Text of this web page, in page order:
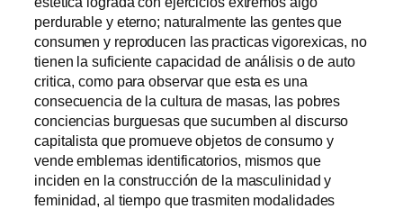
perdurable y eterno; naturalmente las gentes que
consumen y reproducen las practicas vigorexicas, no
tienen la suficiente capacidad de análisis o de auto
critica, como para observar que esta es una
consecuencia de la cultura de masas, las pobres
conciencias burguesas que sucumben al discurso
capitalista que promueve objetos de consumo y
vende emblemas identificatorios, mismos que
inciden en la construcción de la masculinidad y
feminidad, al tiempo que trasmiten modalidades